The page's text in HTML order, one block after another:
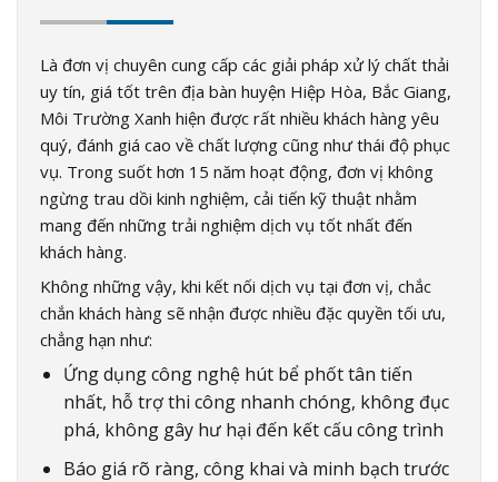
Là đơn vị chuyên cung cấp các giải pháp xử lý chất thải
uy tín, giá tốt trên địa bàn huyện Hiệp Hòa, Bắc Giang,
Môi Trường Xanh hiện được rất nhiều khách hàng yêu
quý, đánh giá cao về chất lượng cũng như thái độ phục
vụ. Trong suốt hơn 15 năm hoạt động, đơn vị không
ngừng trau dồi kinh nghiệm, cải tiến kỹ thuật nhằm
mang đến những trải nghiệm dịch vụ tốt nhất đến
khách hàng.
Không những vậy, khi kết nối dịch vụ tại đơn vị, chắc
chắn khách hàng sẽ nhận được nhiều đặc quyền tối ưu,
chẳng hạn như:
Ứng dụng công nghệ hút bể phốt tân tiến
nhất, hỗ trợ thi công nhanh chóng, không đục
phá, không gây hư hại đến kết cấu công trình
Báo giá rõ ràng, công khai và minh bạch trước